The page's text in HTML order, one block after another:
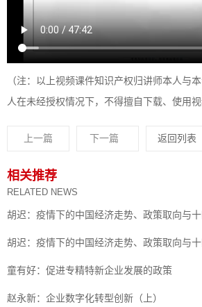
（注：以上视频课件知识产权归讲师本人与
人在未经授权情况下，不得擅自下载、使用视
上一篇 下一篇 返回列表
相关推荐
RELATED NEWS
胡迟：疫情下的中国经济走势、政策取向与
胡迟：疫情下的中国经济走势、政策取向与
童有好：促进专精特新企业发展的政策
赵永新：企业数字化转型创新（上）